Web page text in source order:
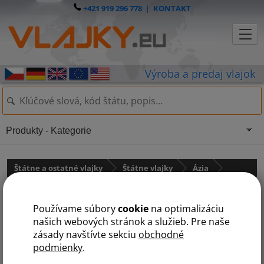
Používame súborycookie na optimalizáciu
našich webových stránok a služieb. Pre naše
zásady navštívte sekciu obchodné
podmienky.
+421 919 296 778| KONTAKT
Štátne a ostatné vlajky Štátne vlajky Ázia
Produkty - Kategorie